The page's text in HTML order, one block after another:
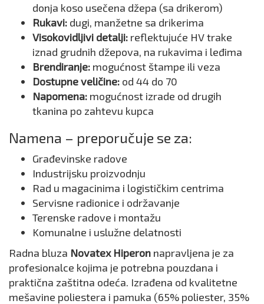
donja koso usečena džepa (sa drikerom)
Rukavi: dugi, manžetne sa drikerima
Visokovidljivi detalji: reflektujuće HV trake
iznad grudnih džepova, na rukavima i leđima
Brendiranje: mogućnost štampe ili veza
Dostupne veličine: od 44 do 70
Napomena: mogućnost izrade od drugih
tkanina po zahtevu kupca
Namena – preporučuje se za:
Građevinske radove
Industrijsku proizvodnju
Rad u magacinima i logističkim centrima
Servisne radionice i održavanje
Terenske radove i montažu
Komunalne i uslužne delatnosti
Radna bluza Novatex Hiperon napravljena je za
profesionalce kojima je potrebna pouzdana i
praktična zaštitna odeća. Izrađena od kvalitetne
mešavine poliestera i pamuka (65% poliester, 35%